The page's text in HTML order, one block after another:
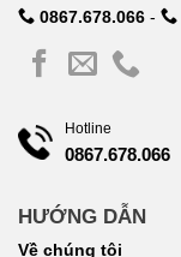
0867.678.066 -
Hotline
0867.678.066
HƯỚNG DẪN
Về chúng tôi